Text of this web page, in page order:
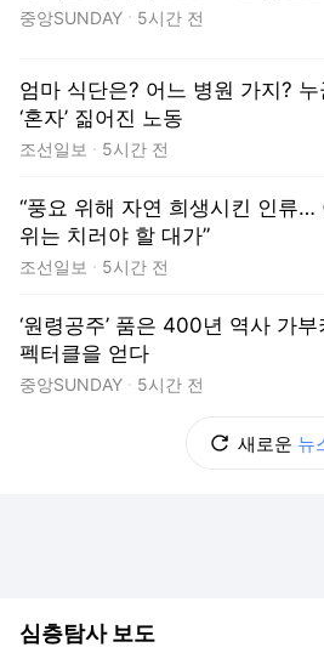
중앙SUNDAY 5시간 전
엄마 식단은? 어느 병원 가지? 누
‘혼자’ 짊어진 노동
조선일보 5시간 전
“풍요 위해 자연 희생시킨 인류…
위는 치러야 할 대가”
조선일보 5시간 전
‘원령공주’ 품은 400년 역사 가
펙터클을 얻다
중앙SUNDAY 5시간 전
새로운 뉴
심층탐사 보도